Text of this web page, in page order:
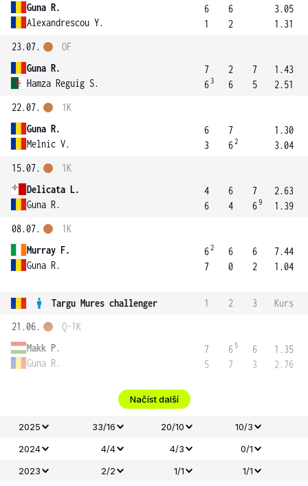
Guna R.
Alexandrescou Y.
6
1
6
2
3.05
1.31
23.07.
Guna R.
Hamza Reguig S.
OF
7
6 3
2
6
7
5
1.43
2.51
22.07.
Guna R.
Melnic V.
1K
6
3
7
62
1.30
3.04
15.07.
Delicata L.
Guna R.
1K
4
6
6
4
7
69
2.63
1.39
08.07.
Murray F.
Guna R.
1K
62
7
6
0
6
2
7.44
1.04
Targu Mures challenger 1 2 3
Kurs
21.06.
Makk P.
Guna R.
Q-1K
7
5
6 5
7
6
3
1.35
2.76
Načíst další
2025 33/16 20/10
10/3
2024
4/4 4/3
0/1
2023
2/2 1/1
1/1